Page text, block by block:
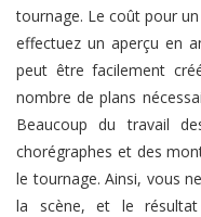
tournage. Le coût pour
effectuez un aperçu en
peut être facilement
nombre de plans
Beaucoup du travail
chorégraphes et des
le tournage. Ainsi, vous
la scène, et le